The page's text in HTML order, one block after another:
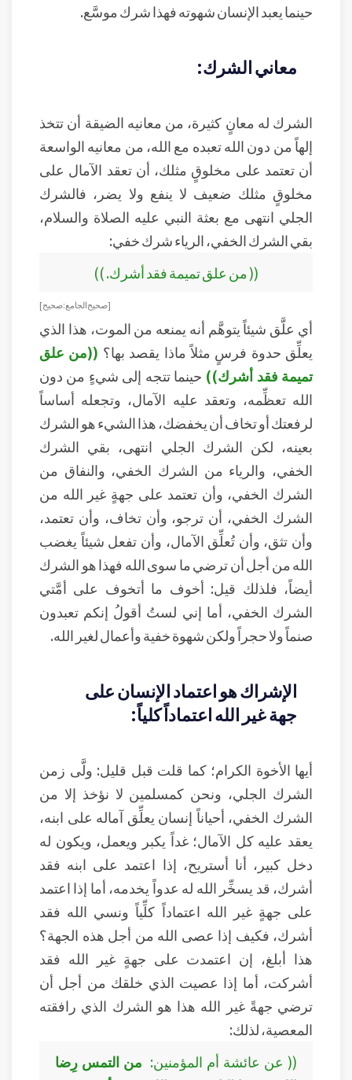
حينما يعبد الإنسان شهوته فهذا شرك موسَّع.
معاني الشرك:
الشرك له معانٍ كثيرة، من معانيه الضيقة أن تتخذ
إلهاً من دون الله تعبده مع الله، من معانيه الواسعة
أن تعتمد على مخلوقٍ مثلك، أن تعقد الآمال على
مخلوقٍ مثلك ضعيف لا ينفع ولا يضر، فالشرك
الجلي انتهى مع بعثة النبي عليه الصلاة والسلام،
بقي الشرك الخفي، الرياء شرك خفي:
(( من علق تميمة فقد أشرك. ))
[ صحيح الجامع: صحيح ]
أي علَّق شيئاً يتوهَّم أنه يمنعه من الموت، هذا الذي
يعلِّق حدوة فرسٍ مثلاً ماذا يقصد بها؟ ((من علق
تميمة فقد أشرك)) حينما تتجه إلى شيءٍ من دون
الله تعظِّمه، وتعقد عليه الآمال، وتجعله أساساً
لرفعتك أو تخاف أن يخفضك، هذا الشيء هو الشرك
بعينه، لكن الشرك الجلي انتهى، بقي الشرك
الخفي، والرياء من الشرك الخفي، والنفاق من
الشرك الخفي، وأن تعتمد على جهةٍ غير الله من
الشرك الخفي، أن ترجو، وأن تخاف، وأن تعتمد،
وأن تثق، وأن تُعلِّق الآمال، وأن تفعل شيئاً يغضب
الله من أجل أن ترضي ما سوى الله فهذا هو الشرك
أيضاً، فلذلك قيل: أخوف ما أتخوف على أمَّتي
الشرك الخفي، أما إني لستُ أقولُ إنكم تعبدون
صنماً ولا حجراً ولكن شهوة خفية وأعمال لغير الله.
الإشراك هو اعتماد الإنسان على
جهة غير الله اعتماداً كلياً:
أيها الأخوة الكرام؛ كما قلت قبل قليل: ولَّى زمن
الشرك الجلي، ونحن كمسلمين لا نؤخذ إلا من
الشرك الخفي، أحياناً إنسان يعلِّق آماله على ابنه،
يعقد عليه كل الآمال؛ غداً يكبر ويعمل، ويكون له
دخل كبير، أنا أستريح، إذا اعتمد على ابنه فقد
أشرك، قد يسخِّر الله له عدواً يخدمه، أما إذا اعتمد
على جهةٍ غير الله اعتماداً كلِّياً ونسي الله فقد
أشرك، فكيف إذا عصى الله من أجل هذه الجهة؟
هذا أبلغ، إن اعتمدت على جهةٍ غير الله فقد
أشركت، أما إذا عصيت الذي خلقك من أجل أن
ترضي جهةً غير الله هذا هو الشرك الذي رافقته
المعصية، لذلك:
(( عن عائشة أم المؤمنين: من التمس رِضا